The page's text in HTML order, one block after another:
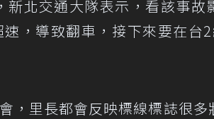
北交通大隊表示，看該事故
，導致翻車，接下來要在台
，里長都會反映標線標誌很多